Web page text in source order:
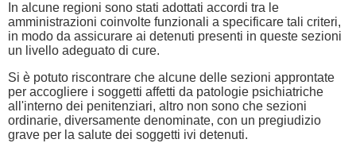
In alcune regioni sono stati adottati accordi tra le
amministrazioni coinvolte funzionali a specificare tali criteri,
in modo da assicurare ai detenuti presenti in queste sezioni
un livello adeguato di cure.
Si è potuto riscontrare che alcune delle sezioni approntate
per accogliere i soggetti affetti da patologie psichiatriche
all'interno dei penitenziari, altro non sono che sezioni
ordinarie, diversamente denominate, con un pregiudizio
grave per la salute dei soggetti ivi detenuti.